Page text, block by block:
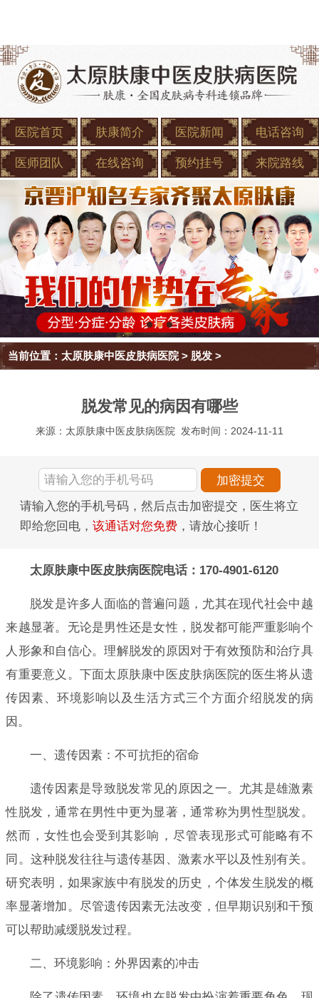
医院首页 肤康简介 医院新闻 电话咨询
医师团队 在线咨询 预约挂号 来院路线
当前位置： 太原肤康中医皮肤病医院> 脱发 >
脱发常见的病因有哪些
来源：太原肤康中医皮肤病医院 发布时间：2024-11-11
请输入您的手机号码，然后点击加密提交，医生将立
即给您回电， 该通话对您免费 ，请放心接听！
太原肤康中医皮肤病医院电话：170-4901-6120
脱发是许多人面临的普遍问题，尤其在现代社会中越
来越显著。无论是男性还是女性，脱发都可能严重影响个
人形象和自信心。理解脱发的原因对于有效预防和治疗具
有重要意义。下面太原肤康中医皮肤病医院的医生将从遗
传因素、环境影响以及生活方式三个方面介绍脱发的病
因。
一、遗传因素：不可抗拒的宿命
遗传因素是导致脱发常见的原因之一。尤其是雄激素
性脱发，通常在男性中更为显著，通常称为男性型脱发。
然而，女性也会受到其影响，尽管表现形式可能略有不
同。这种脱发往往与遗传基因、激素水平以及性别有关。
研究表明，如果家族中有脱发的历史，个体发生脱发的概
率显著增加。尽管遗传因素无法改变，但早期识别和干预
可以帮助减缓脱发过程。
二、环境影响：外界因素的冲击